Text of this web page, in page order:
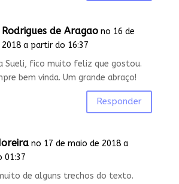
de Aragao no 16 de
a partir do 16:37
Sueli, fico muito feliz que gostou.
bem vinda. Um grande abraço!
Responder
no 17 de maio de 2018 a
01:37
de alguns trechos do texto.